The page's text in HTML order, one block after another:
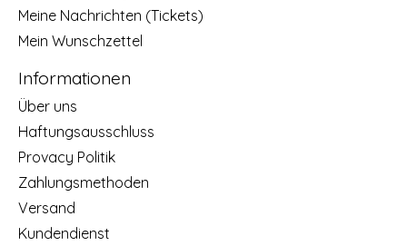
Meine Nachrichten (Tickets)
Mein Wunschzettel
Informationen
Über uns
Haftungsausschluss
Provacy Politik
Zahlungsmethoden
Versand
Kundendienst